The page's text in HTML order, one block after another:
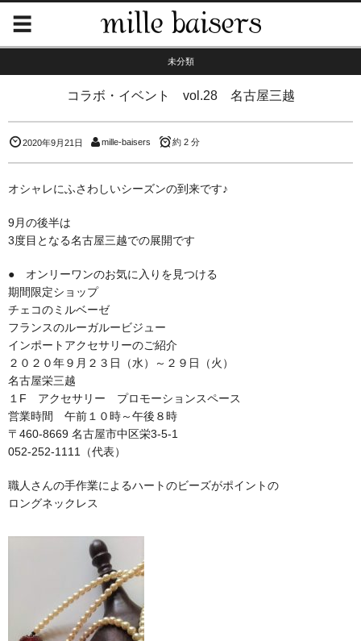
未分類
コラボ・イベント vol.28 名古屋三越
2020年9月21日 mille-baisers 約 2 分
オシャレにふさわしいシーズンの到来です♪
9月の後半は
3度目となる名古屋三越での展開です
● オンリーワンのお気に入りを見つける
期間限定ショップ
チェコのミルベーゼ
フランスのルーガルービジュー
インポートアクセサリーのご紹介
２０２０年９月２３日（水）～２９日（火）
名古屋栄三越
１F アクセサリー プロモーションスペース
営業時間 午前１０時～午後８時
〒460-8669 名古屋市中区栄3-5-1
052-252-1111（代表）
職人さんの手作業によるハートのビーズがポイントの
ロングネックレス